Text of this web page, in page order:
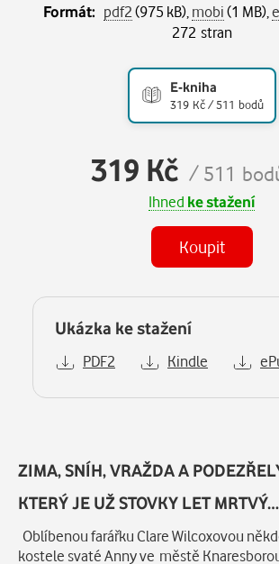
Formát: pdf2(975 kB), mobi(1 MB),
272 stran
E-kniha
319 Kč / 511 bodů
319 Kč / 511
Ihned ke stažení
Koupit
Ukázka ke stažení
PDF2 Kindle
ZIMA, SNÍH, VRAŽDA A
KTERÝ JE UŽ STOVKY LET MRTVÝ…
Oblíbenou farářku Clare Wilcoxovou
kostele svaté Anny ve městě